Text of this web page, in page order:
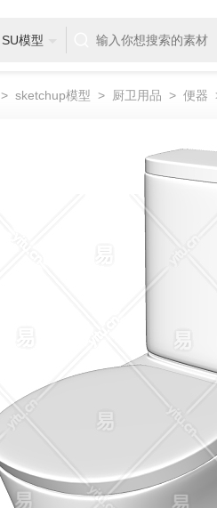
SU模型
> sketchup模型 > 厨卫用品 > 便器